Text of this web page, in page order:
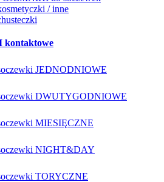
/ inne
kontaktowe
JEDNODNIOWE
DWUTYGODNIOWE
MIESIĘCZNE
NIGHT&DAY
TORYCZNE